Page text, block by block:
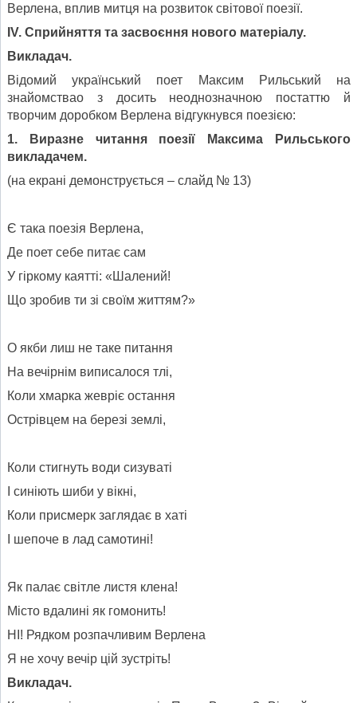
Верлена, вплив митця на розвиток світової поезії.
V. Сприйняття та засвоєння нового матеріалу.
Викладач.
Відомий український поет Максим Рильський на
знайомствао з досить неоднозначною постаттю й
творчим доробком Верлена відгукнувся поезією:
1. Виразне читання поезії Максима Рильського
викладачем.
(на екрані демонструється – слайд № 13)
Є така поезія Верлена,
Де поет себе питає сам
У гіркому каятті: «Шалений!
Що зробив ти зі своїм життям?»
О якби лиш не таке питання
На вечірнім виписалося тлі,
Коли хмарка жевріє остання
Острівцем на березі землі,
Коли стигнуть води сизуваті
І синіють шиби у вікні,
Коли присмерк заглядає в хаті
І шепоче в лад самотині!
Як палає світле листя клена!
Місто вдалині як гомонить!
НІ! Рядком розпачливим Верлена
Я не хочу вечір цій зустріть!
Викладач.